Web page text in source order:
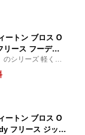
ートン ブロス O
ース フーディ
デル 正規販売店
TB253-44M
のシリーズ 軽く、
が良いから暑くな
ートン ブロス O
フリース ジップ